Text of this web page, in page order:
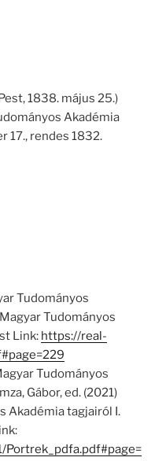
1838. május 25.)
Akadémia
17., rendes 1832.
Tudományos
Tudományos
Link: https://real-
Tudományos
Gábor, ed. (2021)
Akadémia tagjairól I.